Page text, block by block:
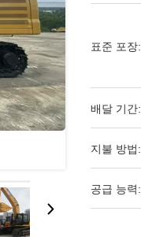
표준 포장:
배달 기간:
지불 방법:
공급 능력: